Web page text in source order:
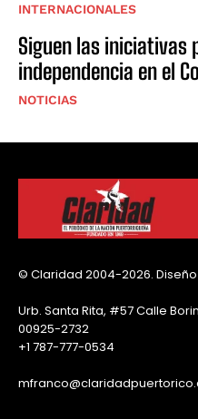
INTERNACIONALES
Siguen las iniciativas
independencia en el
NOTICIAS
© Claridad 2004-2026.
Urb. Santa Rita, #57 Calle
00925-2732
+1 787-777-0534